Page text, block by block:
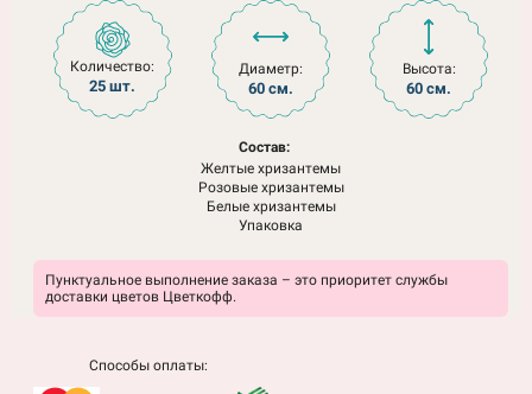
Количество:
25 шт.
Диаметр:
60 см.
Высота:
60 см.
Состав:
Желтые хризантемы
Розовые хризантемы
Белые хризантемы
Упаковка
Пунктуальное выполнение заказа – это приоритет службы
доставки цветов Цветкофф.
Способы оплаты: